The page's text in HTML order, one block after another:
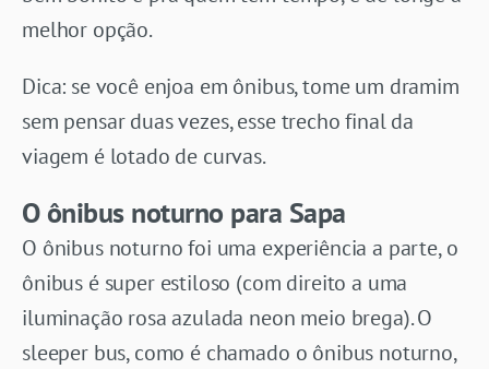
melhor opção.
Dica: se você enjoa em ônibus, tome um dramim
sem pensar duas vezes, esse trecho final da
viagem é lotado de curvas.
O ônibus noturno para Sapa
O ônibus noturno foi uma experiência a parte, o
ônibus é super estiloso (com direito a uma
iluminação rosa azulada neon meio brega). O
sleeper bus, como é chamado o ônibus noturno,